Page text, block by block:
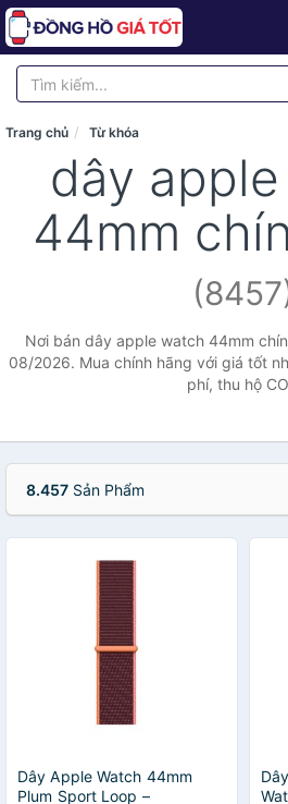
Trang chủ Từ khóa
dây
44mm
Nơi bán dây apple watch 44mm
08/2026. Mua chính hãng với giá tốt
phí, thu hộ
8.457 Sản Phẩm
Dây Apple Watch 44mm
Plum Sport Loop –